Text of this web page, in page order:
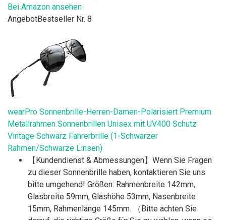
Bei Amazon ansehen
AngebotBestseller Nr. 8
wearPro Sonnenbrille-Herren-Damen-Polarisiert Premium
Metallrahmen Sonnenbrillen Unisex mit UV400 Schutz
Vintage Schwarz Fahrerbrille (1-Schwarzer
Rahmen/Schwarze Linsen)
【Kundendienst & Abmessungen】Wenn Sie Fragen
zu dieser Sonnenbrille haben, kontaktieren Sie uns
bitte umgehend! Größen: Rahmenbreite 142mm,
Glasbreite 59mm, Glashöhe 53mm, Nasenbreite
15mm, Rahmenlänge 145mm. （Bitte achten Sie